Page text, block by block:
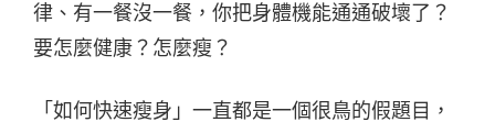
律、有一餐沒一餐，你把身體機能通通破壞了？
要怎麼健康？怎麼瘦？
「如何快速瘦身」一直都是一個很鳥的假題目，